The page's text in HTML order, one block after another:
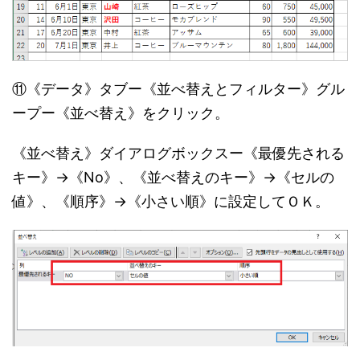
⑪《データ》タブー《並べ替えとフィルター》グル
ープー《並べ替え》をクリック。
《並べ替え》ダイアログボックスー《最優先される
キー》→《No》、《並べ替えのキー》→《セルの
値》、《順序》→《小さい順》に設定してＯＫ。